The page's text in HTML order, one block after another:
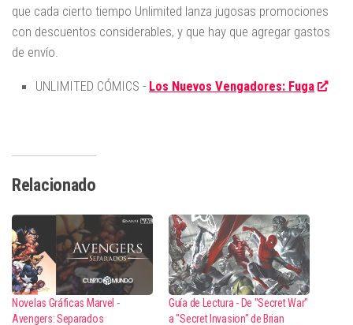
que cada cierto tiempo Unlimited lanza jugosas promociones
con descuentos considerables, y que hay que agregar gastos
de envío.
UNLIMITED CÓMICS - Los Nuevos Vengadores: Fuga
Relacionado
Novelas Gráficas Marvel -
Avengers: Separados
Guía de Lectura - De "Secret War"
a "Secret Invasion" de Brian